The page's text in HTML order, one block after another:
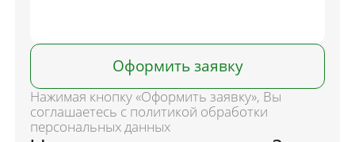
Оформить заявку
Нажимая кнопку «Оформить заявку», Вы
соглашаетесь с политикой обработки
персональных данных